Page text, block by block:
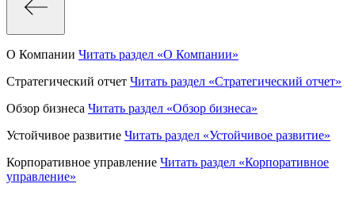
О Компании Читать раздел «О Компании»
Стратегический отчет Читать раздел «Стратегический отчет»
Обзор бизнеса Читать раздел «Обзор бизнеса»
Устойчивое развитие Читать раздел «Устойчивое развитие»
Корпоративное управление Читать раздел «Корпоративное
управление»